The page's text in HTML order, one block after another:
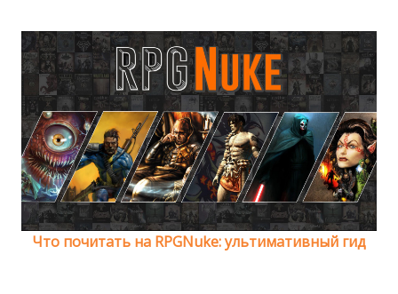
Что почитать на RPGNuke: ультимативный гид